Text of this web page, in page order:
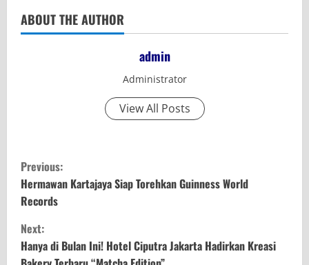
ABOUT THE AUTHOR
admin
Administrator
View All Posts
C
o
n
t
Previous:
Hermawan Kartajaya Siap Torehkan Guinness World
Records
Next:
Hanya di Bulan Ini! Hotel Ciputra Jakarta Hadirkan Kreasi